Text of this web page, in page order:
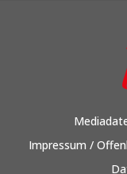
Impressum /